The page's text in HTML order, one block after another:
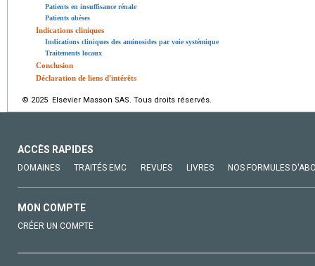
Patients en insuffisance rénale
Patients obèses
Indications cliniques
Indications cliniques des aminosides par voie systémique
Traitements locaux
Conclusion
Déclaration de liens d'intérêts
© 2025 Elsevier Masson SAS. Tous droits réservés.
ACCÈS RAPIDES
DOMAINES TRAITÉS EMC REVUES LIVRES NOS FORMULES
MON COMPTE
CRÉER UN COMPTE